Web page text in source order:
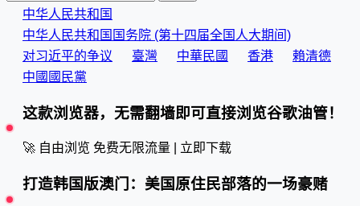
中华人民共和国
中华人民共和国国务院 (第十四届全国人大期间)
对习近平的争议
臺灣 中華民國 香港
賴清德
中國國民黨
这款浏览器，无需翻墙即可直接浏览谷歌油管！
🚀 自由浏览 免费无限流量 | 立即下载
打造韩国版澳门：美国原住民部落的一场豪赌